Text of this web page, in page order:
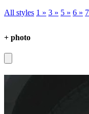
All styles 1 » 3 » 5 » 6 »
+ photo